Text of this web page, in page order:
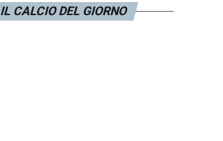
IL CALCIO DEL GIORNO